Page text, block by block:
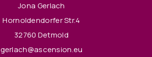
Jona Gerlach
Hornoldendorfer Str.4
32760 Detmold
gerlach@ascension.eu